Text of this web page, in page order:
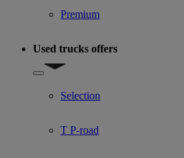
Premium
Used trucks offers
Show submenu for Used trucks offers
Selection
T P-road